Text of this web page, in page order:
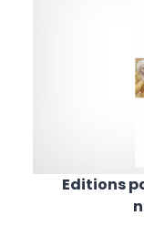
Editions